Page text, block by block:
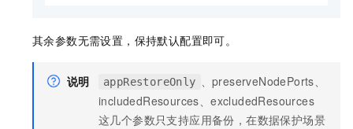
其余参数无需设置，保持默认配置即可。
说明 appRestoreOnly 、preserveNodePorts、
includedResources、excludedResources
这几个参数只支持应用备份，在数据保护场景